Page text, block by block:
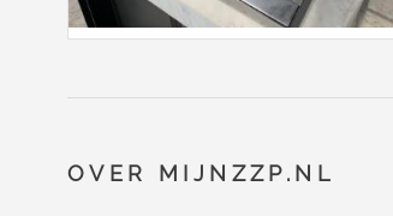
OVER MIJNZZP.NL